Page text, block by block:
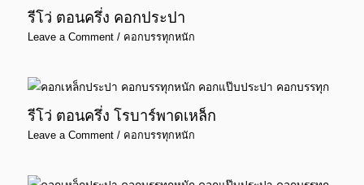
รีโว่ ตอนครึ่ง คอกประปา
Leave a Comment / คอกบรรทุกหนัก
รีโว่ ตอนครึ่ง โรบาร์พาดเหล็ก
Leave a Comment / คอกบรรทุกหนัก